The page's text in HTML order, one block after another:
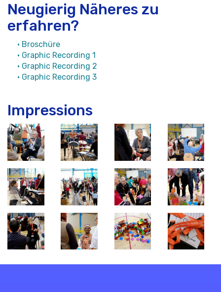
Neugierig Näheres zu
erfahren?
• Broschüre
• Graphic Recording 1
• Graphic Recording 2
• Graphic Recording 3
Impressions